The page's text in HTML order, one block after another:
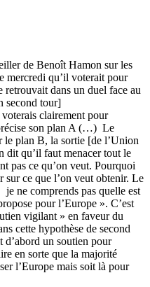
de Benoît Hamon sur les
mercredi qu’il voterait pour
retrouvait dans un duel face au
second tour]
clairement pour
son plan A (…) Le
le plan B, la sortie [de l’Union
qu’il faut menacer tout le
pas ce qu’on veut. Pourquoi
sur ce que l’on veut obtenir. Le
ne comprends pas quelle est
pour l’Europe ». C’est
vigilant » en faveur du
cette hypothèse de second
un soutien pour
en sorte que la majorité
l’Europe mais soit là pour